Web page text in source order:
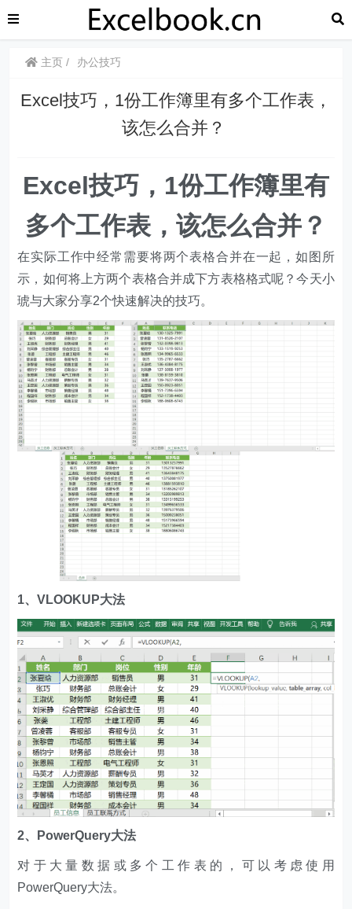
主页 办公技巧
​​Excel技巧，1份工作簿里有多个工作表，
该怎么合并？
​​Excel技巧，1份工作簿里有
多个工作表，该怎么合并？
在实际工作中经常需要将两个表格合并在一起，如图所
示，如何将上方两个表格合并成下方表格格式呢？今天小
琥与大家分享2个快速解决的技巧。
1、VLOOKUP大法
2、PowerQuery大法
对于大量数据或多个工作表的，可以考虑使用
PowerQuery大法。